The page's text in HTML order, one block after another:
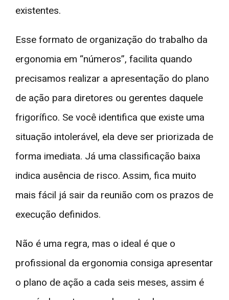
existentes.
Esse formato de organização do trabalho da
ergonomia em “números”, facilita quando
precisamos realizar a apresentação do plano
de ação para diretores ou gerentes daquele
frigorífico. Se você identifica que existe uma
situação intolerável, ela deve ser priorizada de
forma imediata. Já uma classificação baixa
indica ausência de risco. Assim, fica muito
mais fácil já sair da reunião com os prazos de
execução definidos.
Não é uma regra, mas o ideal é que o
profissional da ergonomia consiga apresentar
o plano de ação a cada seis meses, assim é